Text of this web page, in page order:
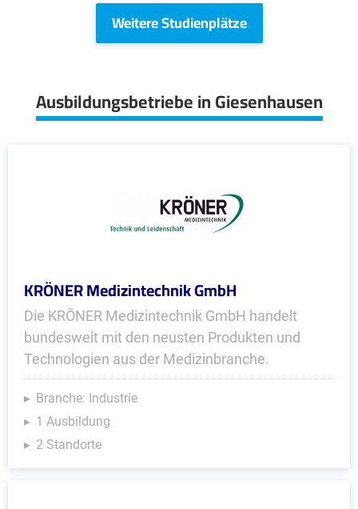
Weitere Studienplätze
Ausbildungsbetriebe in Giesenhausen
KRÖNER Medizintechnik GmbH
Die KRÖNER Medizintechnik GmbH handelt
bundesweit mit den neusten Produkten und
Technologien aus der Medizinbranche.
Branche: Industrie
1 Ausbildung
2 Standorte